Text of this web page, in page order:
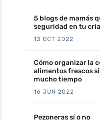
5 blogs de mamás
seguridad en tu
13 OCT 2022
Cómo organizar la
alimentos frescos
mucho tiempo
16 JUN 2022
Pezoneras sí o no